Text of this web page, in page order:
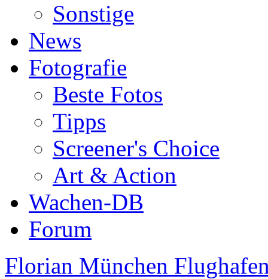
Sonstige
News
Fotografie
Beste Fotos
Tipps
Screener's Choice
Art & Action
Wachen-DB
Forum
Florian München